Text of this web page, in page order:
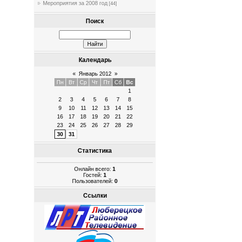
Мероприятия за 2008 год [44]
Поиск
Календарь
« Январь 2012 »
Пн
Вт Ср Чт Пт Сб
Вс
1
2
3 4 5 6 7
8
9
10 11 12 13 14
15
16
17 18 19 20 21
22
23
24 25 26 27 28
29
30
31
Статистика
Онлайн всего:1
Гостей:1
Пользователей:0
Ссылки